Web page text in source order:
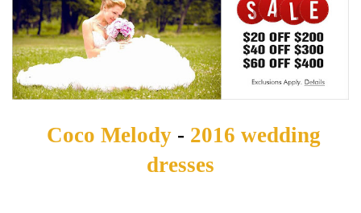
Coco Melody- 2016 wedding
dresses